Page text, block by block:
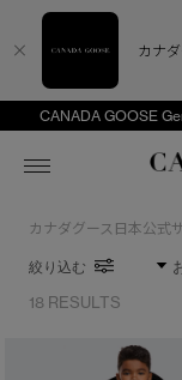
CANADA GOOSE
ディス
新着ア
新着ア
ベビー
カナダグース日本公式
絞り込む
18 RESULTS
カナ